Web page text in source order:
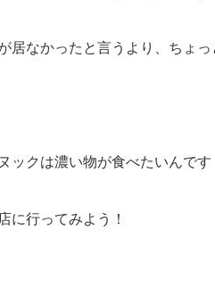
居なかったと言うより、ちょっ
ックは濃い物が食べたいんです
に行ってみよう！